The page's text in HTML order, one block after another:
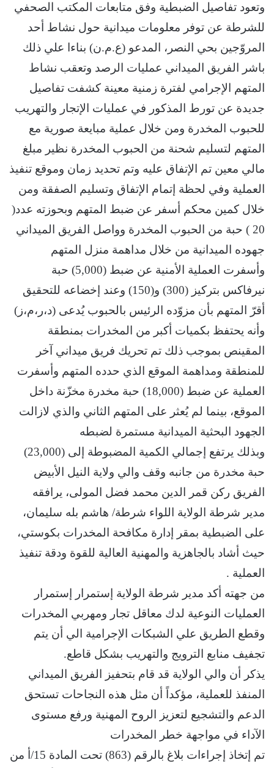
وتعود تفاصيل الضبطية وفق متابعات المكتب الصحفي
للشرطة عن توفر معلومات ميدانية حول نشاط أحد
المروّجين بحي النصر، المدعو (ع.م.ن) بناءا علي ذلك
باشر الفريق الميداني عمليات الرصد وتعقب نشاط
المتهم الإجرامي لفترة زمنية معينة كشفت تفاصيل
جديدة عن تورط المذكور في عمليات الإتجار والتهريب
للحبوب المخدرة ومن خلال عملية مبايعة صورية مع
المتهم لتسليم شحنة من الحبوب المخدرة نظير مبلغ
مالي معين تم الإتفاق عليه وتم تحديد زمان وموقع تنفيذ
العملية وفي لحظة إتمام الإتفاق وتسليم الصفقة ومن
خلال كمين محكم أسفر عن ضبط المتهم وبحوزته عدد(
20 ) حبة من الحبوب المخدرة وواصل الفريق الميداني
جهوده الميدانية من خلال مداهمة منزل المتهم
وأسفرت العملية الأمنية عن ضبط (5,000) حبة
نيرفاكس بتركيز (300) و(150) وعند إخضاعه للتحقيق
أقرّ المتهم بأن مزوّده الرئيس بالحبوب يُدعى (د،ر،م،ز)
وأنه يحتفظ بكميات أكبر من المخدرات بمنطقة
المقينص بموجب ذلك تم تحريك فريق ميداني آخر
للمنطقة ومداهمة الموقع الذي حدده المتهم وأسفرت
العملية عن ضبط (18,000) حبة مخدرة مخزّنة داخل
الموقع، بينما لم يُعثر على المتهم الثاني والذي لازالت
الجهود البحثية الميدانية مستمرة لضبطه
وبذلك يرتفع إجمالي الكمية المضبوطة إلى (23,000)
حبة مخدرة من جانبه وقف والي ولاية النيل الأبيض
الفريق ركن قمر الدين محمد فضل المولى، يرافقه
مدير شرطة الولاية اللواء شرطة/ هاشم بله سليمان،
على الضبطية بمقر إدارة مكافحة المخدرات بكوستي،
حيث أشاد بالجاهزية والمهنية العالية للقوة ودقة تنفيذ
العملية .
من جهته أكد مدير شرطة الولاية إستمرار إستمرار
العمليات النوعية لدك معاقل تجار ومهربي المخدرات
وقطع الطريق علي الشبكات الإجرامية الي أن يتم
تجفيف منابع الترويج والتهريب بشكل قاطع.
يذكر أن والي الولاية قد قام بتحفيز الفريق الميداني
المنفذ للعملية، مؤكداً أن مثل هذه النجاحات تستحق
الدعم والتشجيع لتعزيز الروح المهنية ورفع مستوى
الآداء في مواجهة خطر المخدرات
تم إتخاذ إجراءات بلاغ بالرقم (863) تحت المادة 15/أ من